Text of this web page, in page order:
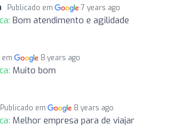
Publicado em 7 years ago
Bom atendimento e agilidade
em 8 years ago
Muito bom
Publicado em 8 years ago
Melhor empresa para de viajar